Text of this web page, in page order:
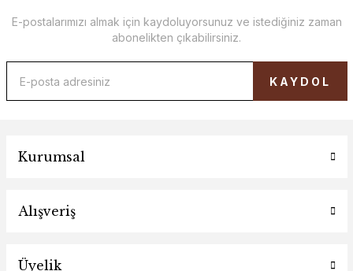
E-postalarımızı almak için kaydoluyorsunuz ve istediğiniz zaman
abonelikten çıkabilirsiniz.
KAYDOL
Kurumsal
Alışveriş
Üyelik